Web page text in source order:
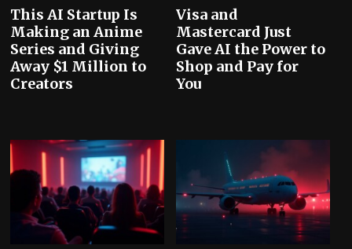
This AI Startup Is
Making an Anime
Series and Giving
Away $1 Million to
Creators
Visa and
Mastercard Just
Gave AI the Power to
Shop and Pay for
You